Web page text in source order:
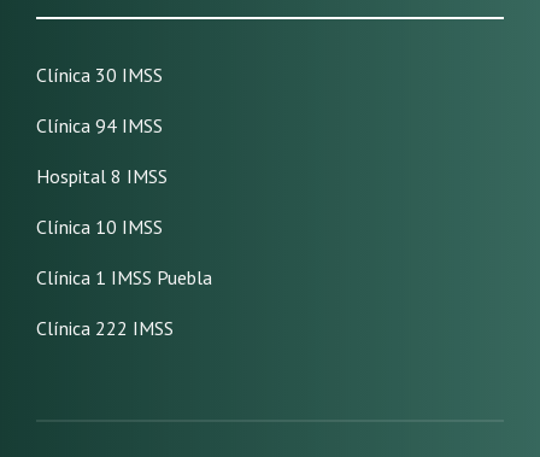
Clínica 30 IMSS
Clínica 94 IMSS
Hospital 8 IMSS
Clínica 10 IMSS
Clínica 1 IMSS Puebla
Clínica 222 IMSS